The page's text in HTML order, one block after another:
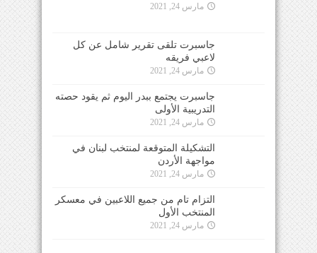
مارس 24, 2021
جاسبرت تلقى تقرير شامل عن كل
لاعبي فريقه
مارس 24, 2021
جاسبرت يجتمع ببدر اليوم ثم يقود حصته
التدريبية الأولى
مارس 24, 2021
التشكيلة المتوقعة لمنتخب لبنان في
مواجهة الأردن
مارس 24, 2021
التزام تام من جميع اللاعبين في معسكر
المنتخب الأول
مارس 24, 2021